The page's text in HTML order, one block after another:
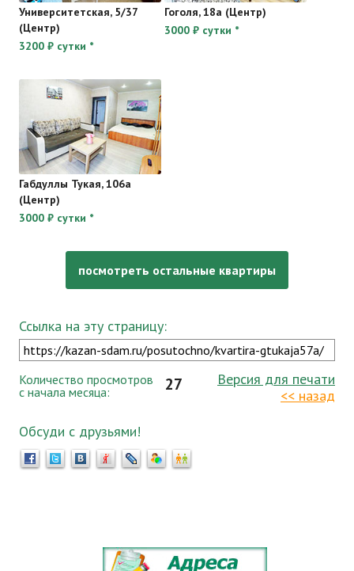
Университетская, 5/37
(Центр)
3200 ₽ сутки *
Гоголя, 18а (Центр)
3000 ₽ сутки *
Габдуллы Тукая, 106а
(Центр)
3000 ₽ сутки *
посмотреть остальные квартиры
Ссылка на эту страницу:
Количество просмотров
с начала месяца:
27
Версия для печати
<< назад
Обсуди с друзьями!